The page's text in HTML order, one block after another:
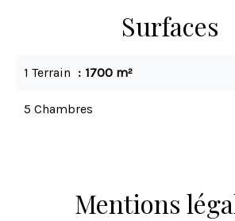
Surfaces
1 Terrain 1700 m²
5 Chambres
Mentions